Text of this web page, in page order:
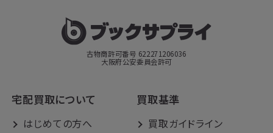
古物商許可番号 622271206036
大阪府公安委員会許可
宅配買取について
はじめての方へ
買取基準
買取ガイドライン